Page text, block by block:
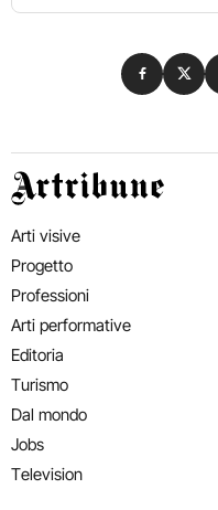
Condividi
Artribune
Arti visive
Progetto
Professioni
Arti performative
Editoria
Turismo
Dal mondo
Jobs
Television